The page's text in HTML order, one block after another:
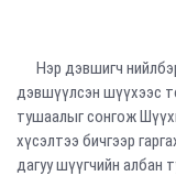
Нэр дэвшигч
дэвшүүлсэн шүүхээс
тушаалыг сонгож
хүсэлтээ бичгээр
дагуу шүүгчийн албан